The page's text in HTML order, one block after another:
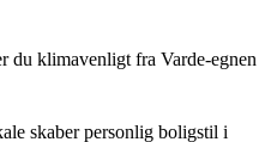
du klimavenligt fra Varde-egnen
skaber personlig boligstil i